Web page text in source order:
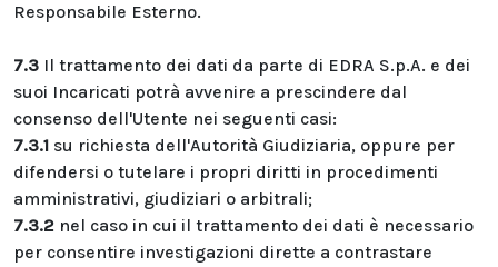
Responsabile Esterno.
7.3 Il trattamento dei dati da parte di EDRA S.p.A. e dei
suoi Incaricati potrà avvenire a prescindere dal
consenso dell'Utente nei seguenti casi:
7.3.1 su richiesta dell'Autorità Giudiziaria, oppure per
difendersi o tutelare i propri diritti in procedimenti
amministrativi, giudiziari o arbitrali;
7.3.2 nel caso in cui il trattamento dei dati è necessario
per consentire investigazioni dirette a contrastare